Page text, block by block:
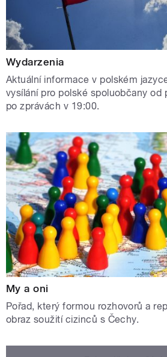
Wydarzenia
Aktuální informace v polském
vysílání pro polské spoluobčany od
po zprávách v 19:00.
My a oni
Pořad, který formou rozhovorů a
obraz soužití cizinců s Čechy.